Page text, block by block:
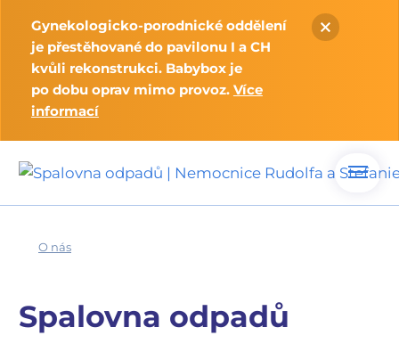
Gynekologicko-porodnické oddělení
je přestěhované do pavilonu I a CH
kvůli rekonstrukci. Babybox je
po dobu oprav mimo provoz. Více
informací
O nás
Spalovna odpadů